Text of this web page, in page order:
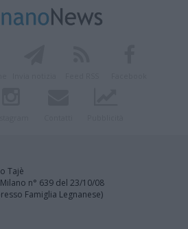
Tajè
n° 639 del 23/10/08
Famiglia Legnanese)